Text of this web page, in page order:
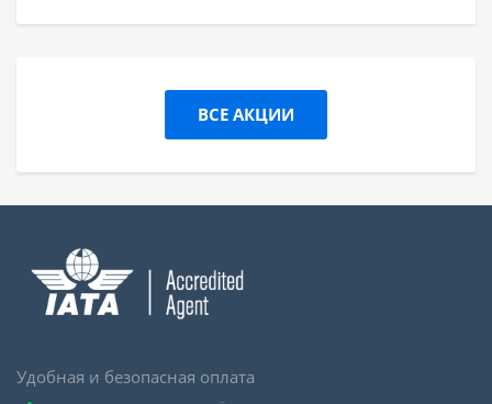
ВСЕ АКЦИИ
Удобная и безопасная оплата